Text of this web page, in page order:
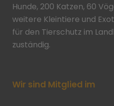
Hunde, 200 Katzen, 60
weitere Kleintiere und
für den Tierschutz im
zuständig.
Wir sind Mitglied im